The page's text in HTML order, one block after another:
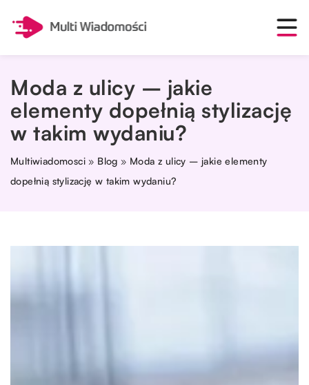
Moda z ulicy – jakie
elementy dopełnią stylizację
w takim wydaniu?
Multiwiadomosci » Blog » Moda z ulicy – jakie elementy
dopełnią stylizację w takim wydaniu?